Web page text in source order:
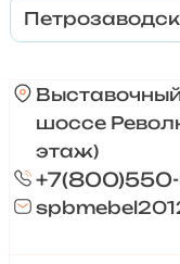
Петрозаводск
шоссе
этаж)